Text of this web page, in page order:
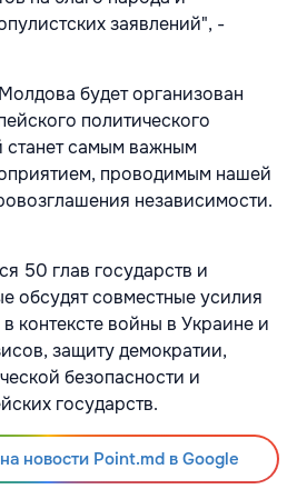
заявлений", -
будет организован
политического
станет самым важным
проводимым нашей
независимости.
50 глав государств и
обсудят совместные усилия
контексте войны в Украине и
защиту демократии,
безопасности и
государств.
новости Point.md в Google